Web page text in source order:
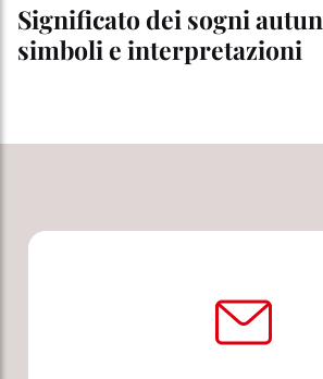
Significato dei sogni
simboli e interpretazioni